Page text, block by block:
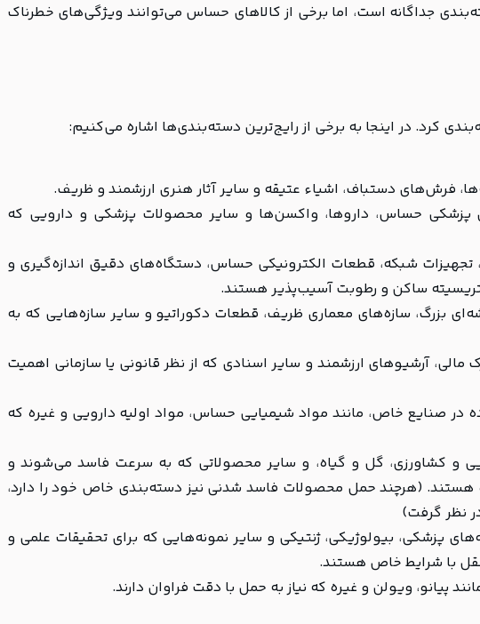
جداگانه است، اما برخی از کالاهای حساس می‌توانند ویژگی‌های خطرناک
کرد. در اینجا به برخی از رایج‌ترین دسته‌بندی‌ها اشاره می‌کنیم:
فرش‌های دستباف، اشیاء عتیقه و سایر آثار هنری ارزشمند و ظریف.
پزشکی حساس، داروها، واکسن‌ها و سایر محصولات پزشکی و دارویی که
تجهیزات شبکه، قطعات الکترونیکی حساس، دستگاه‌های دقیق اندازه‌گیری و
ساکن و رطوبت آسیب‌پذیر هستند.
بزرگ، سازه‌های معماری ظریف، قطعات دکوراتیو و سایر سازه‌هایی که به
آرشیوهای ارزشمند و سایر اسنادی که از نظر قانونی یا سازمانی اهمیت
در صنایع خاص، مانند مواد شیمیایی حساس، مواد اولیه دارویی و غیره که
و کشاورزی، گل و گیاه، و سایر محصولاتی که به سرعت فاسد می‌شوند و
هستند. (هرچند حمل محصولات فاسد شدنی نیز دسته‌بندی خاص خود را دارد،
نظر گرفت)
پزشکی، بیولوژیکی، ژنتیکی و سایر نمونه‌هایی که برای تحقیقات علمی و
با شرایط خاص هستند.
پیانو، ویولن و غیره که نیاز به حمل با دقت فراوان دارند.